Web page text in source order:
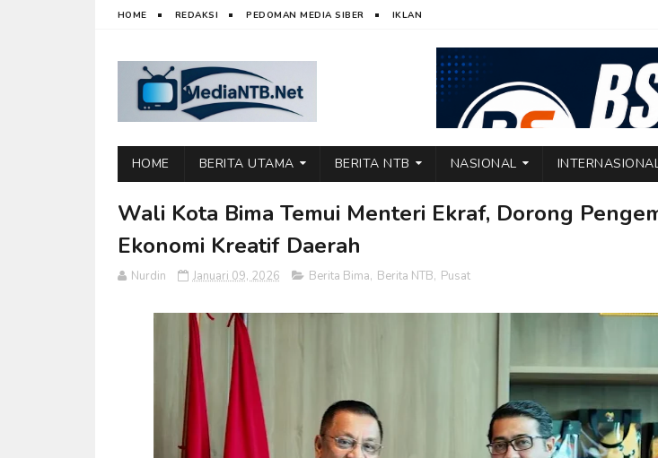
HOME REDAKSI PEDOMAN MEDIA SIBER IKLAN
HOME BERITA UTAMA BERITA NTB NASIONAL
Wali Kota Bima Temui Menteri Ekraf, Dorong
Ekonomi Kreatif Daerah
Nurdin Januari 09, 2026 Berita Bima, Berita NTB, Pusat